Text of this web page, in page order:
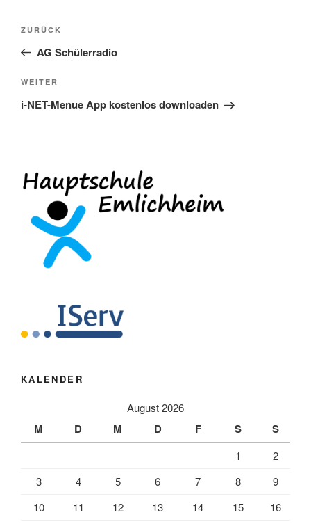
Beitragsnavigation
Vorheriger
Beitrag
ZURÜCK
AG Schülerradio
Nächster
Beitrag
WEITER
i-NET-Menue App kostenlos downloaden
KALENDER
August 2026
M D M D F S S
1
2
3
4 5 6 7 8
9
10
11 12 13 14 15
16